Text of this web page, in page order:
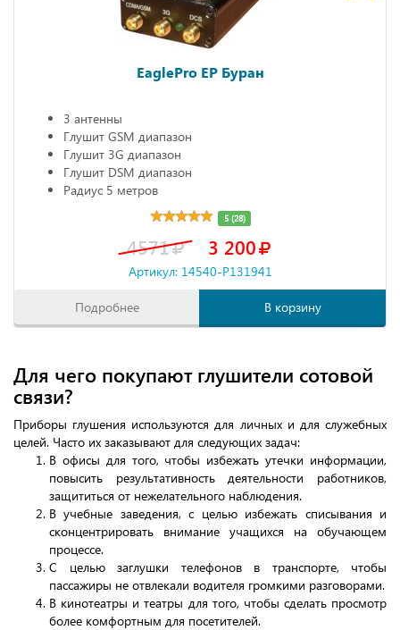
EaglePro EP Буран
3 антенны
Глушит GSM диапазон
Глушит 3G диапазон
Глушит DSM диапазон
Радиус 5 метров
5 (28)
4571 3 200
Артикул: 14540-P131941
Подробнее В корзину
Для чего покупают глушители сотовой
связи?
Приборы глушения используются для личных и для служебных
целей. Часто их заказывают для следующих задач:
В офисы для того, чтобы избежать утечки информации,
повысить результативность деятельности работников,
защититься от нежелательного наблюдения.
В учебные заведения, с целью избежать списывания и
сконцентрировать внимание учащихся на обучающем
процессе.
С целью заглушки телефонов в транспорте, чтобы
пассажиры не отвлекали водителя громкими разговорами.
В кинотеатры и театры для того, чтобы сделать просмотр
более комфортным для посетителей.